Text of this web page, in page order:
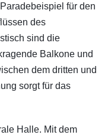
für den
des
sind die
Balkone und
dem dritten und
sorgt für das
Halle. Mit dem